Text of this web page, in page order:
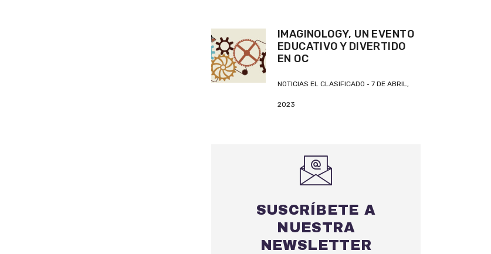
IMAGINOLOGY, UN EVENTO
EDUCATIVO Y DIVERTIDO
EN OC
NOTICIAS EL CLASIFICADO 7 DE ABRIL,
2023
SUSCRÍBETE A
NUESTRA
NEWSLETTER